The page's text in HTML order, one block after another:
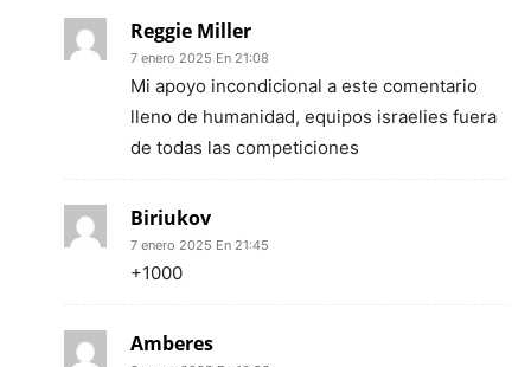
Reggie Miller
7 enero 2025 En 21:08
Mi apoyo incondicional a este comentario
lleno de humanidad, equipos israelies fuera
de todas las competiciones
Biriukov
7 enero 2025 En 21:45
+1000
Amberes